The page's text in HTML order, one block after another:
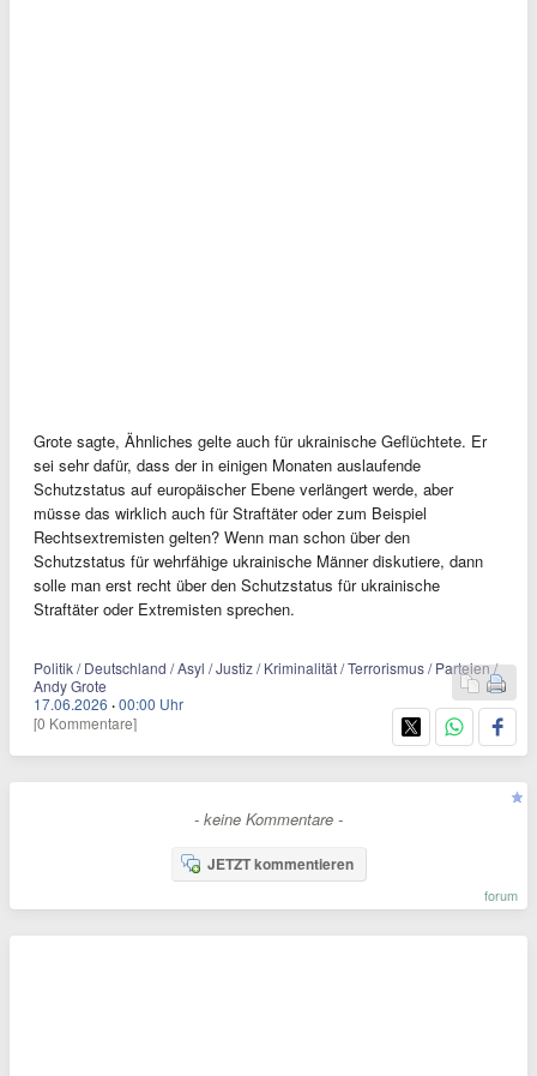
Grote sagte, Ähnliches gelte auch für ukrainische Geflüchtete. Er
sei sehr dafür, dass der in einigen Monaten auslaufende
Schutzstatus auf europäischer Ebene verlängert werde, aber
müsse das wirklich auch für Straftäter oder zum Beispiel
Rechtsextremisten gelten? Wenn man schon über den
Schutzstatus für wehrfähige ukrainische Männer diskutiere, dann
solle man erst recht über den Schutzstatus für ukrainische
Straftäter oder Extremisten sprechen.
Politik / Deutschland / Asyl / Justiz / Kriminalität / Terrorismus / Parteien /
Andy Grote
17.06.2026 ·00:00 Uhr
[0 Kommentare]
- keine Kommentare -
JETZT kommentieren
forum